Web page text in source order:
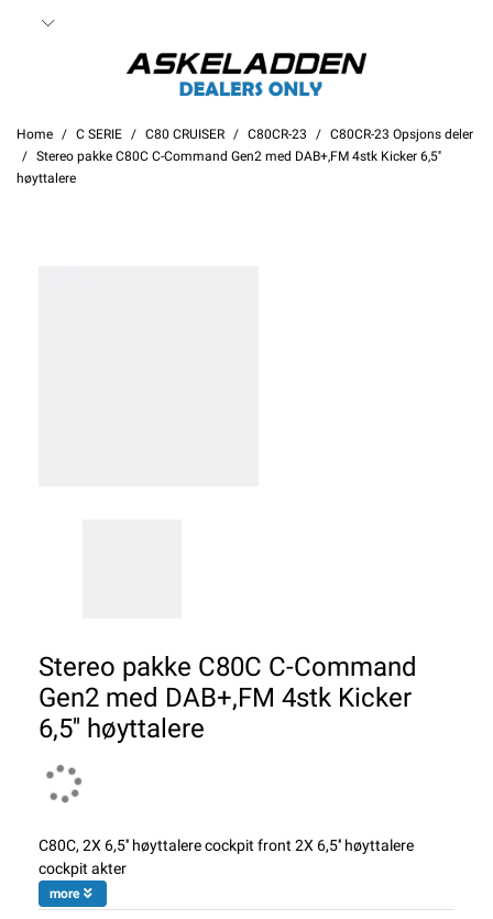
Home C SERIE C80 CRUISER C80CR-23
C80CR-23 Opsjons deler
Stereo pakke C80C C-Command Gen2 med DAB+,FM 4stk Kicker 6,5''
høyttalere
Stereo pakke C80C C-Command
Gen2 med DAB+,FM 4stk Kicker
6,5'' høyttalere
C80C, 2X 6,5'' høyttalere cockpit front 2X 6,5'' høyttalere
cockpit akter
more